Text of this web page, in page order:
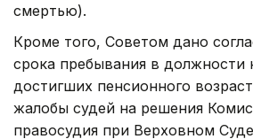
смертью).
Кроме того, Советом дано
срока пребывания в должности
достигших пенсионного
жалобы судей на решения
правосудия при Верховном